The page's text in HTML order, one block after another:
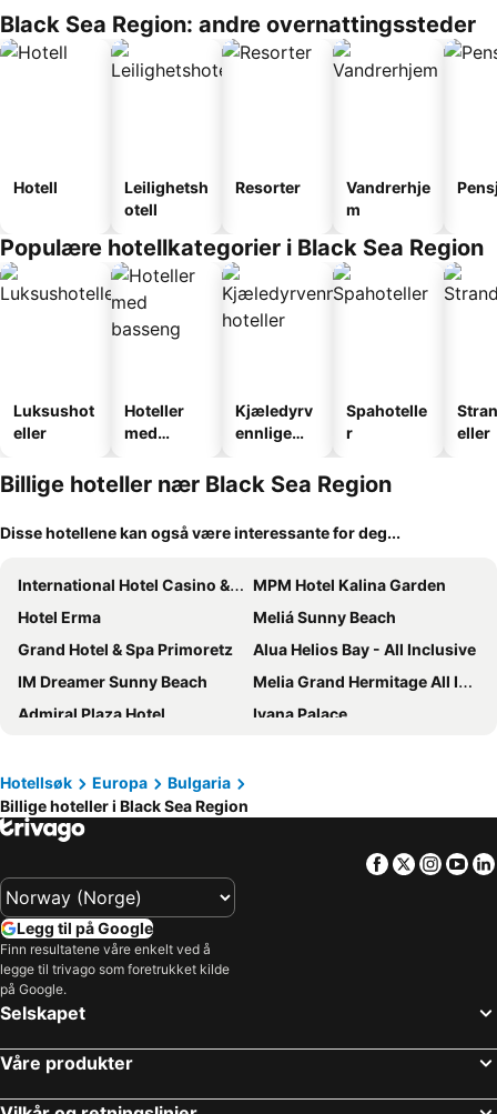
Black Sea Region: andre overnattingssteder
Hotell
Leilighetsh
otell
Resorter
Vandrerhje
m
Populære hotellkategorier i Black Sea Region
Luksushot
eller
Hoteller
med
Kjæledyrv
ennlige
Spahotelle
r
eller
Billige hoteller nær Black Sea Region
Disse hotellene kan også være interessante for deg...
International Hotel Casino & Tower Suites
MPM Hotel Kalina Garden
Hotel Erma
Meliá Sunny Beach
Grand Hotel & Spa Primoretz
Alua Helios Bay - All Inclusive
IM Dreamer Sunny Beach
Melia Grand Hermitage All Inclusive
Admiral Plaza Hotel
Ivana Palace
Best Western PLUS Premium Inn
Aphrodite Beach Hotel
Trakia Plaza Hotel
Sentido Neptun Beach
Sentido Bellevue Beach- All Inclusive & Beach Access
Smartline Meridian Hotel
White Lagoon
Festa Panorama Hotel
Imperial Palace Hotel
Hotel Fenix
Grand Hotel Sunny Beach - All Inclusive
Hotel Bulgaria Burgas
Hotellsøk Europa
Bulgaria
Billige hoteller i Black Sea Region
Facebook
Twitter
Legg til på Google
Finn resultatene våre enkelt ved å
legge til trivago som foretrukket kilde
på Google.
Selskapet
Våre produkter